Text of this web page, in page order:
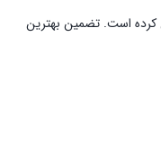
کرده است. تضمین بهترین